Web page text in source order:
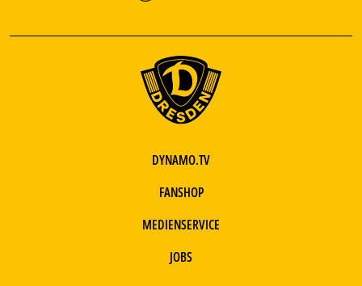
DYNAMO.TV
FANSHOP
MEDIENSERVICE
JOBS